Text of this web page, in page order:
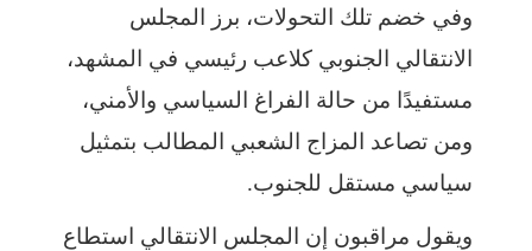
وفي خضم تلك التحولات، برز المجلس
الانتقالي الجنوبي كلاعب رئيسي في المشهد،
مستفيدًا من حالة الفراغ السياسي والأمني،
ومن تصاعد المزاج الشعبي المطالب بتمثيل
سياسي مستقل للجنوب.
ويقول مراقبون إن المجلس الانتقالي استطاع